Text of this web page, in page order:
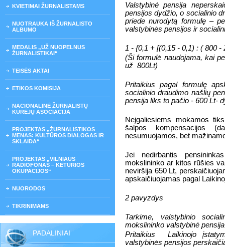
KVIETIMAI ŽURNALISTAMS
NUOTRAUKA IŠ ŽURNALISTO
ALBUMO
MEDALIS „UŽ NUOPELNUS
ŽURNALISTIKAI“
TEISĖS AKTAI
ETIKOS KOMISIJA
NACIONALINĖ ŽURNALISTŲ
KŪRĖJŲ ASOCIACIJA
PROJEKTAS „ŽURNALISTIKOS
MENAS: KULTŪROS DIALOGAS IR
SKLAIDA“
PROJEKTAS „VILNIAUS
RADIOFONAS – KETURIOS
OKUPACIJOS“
NUORODOS
TIKRINIMAMS
PADALINIAI
Valstybinė pensija
pensijos dydžio, o socialinio
priede nurodytą formulę –
valstybinės pensijos ir
1 - {0,1 + [(0,15 - 0,1) : ( 800 -
(Ši formulė naudojama, kai
už 800Lt)
Pritaikius pagal formulę
socialinio draudimo našlių
pensija liks to pačio - 600 Lt-
Neįgaliesiems mokamos
šalpos kompensacijos
nesumuojamos, bet
Jei nedirbantis
mokslininko ar kitos rūšies
neviršija 650 Lt,
apskaičiuojamas pagal
2 pavyzdys
Tarkime, valstybinio
mokslininko valstybinė
Pritaikius
Laikinojo
valstybinės pensijos